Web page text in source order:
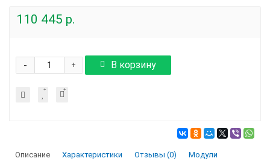
110 445 р.
+
- В корзину
Описание Характеристики Отзывы (0) Модули